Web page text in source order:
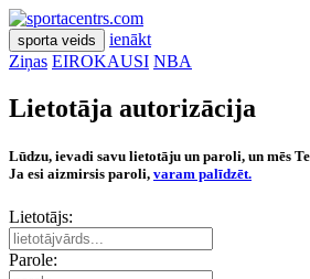
sporta veids
ienākt
Ziņas EIROKAUSI NBA
Lietotāja autorizācija
Lūdzu, ievadi savu lietotāju un paroli, un mēs
Ja esi aizmirsis paroli, varam palīdzēt.
Lietotājs:
Parole: